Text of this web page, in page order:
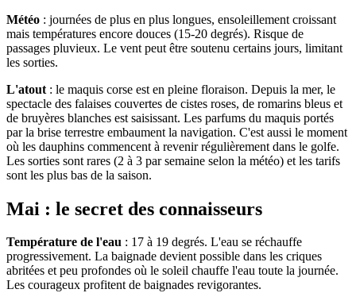
Météo : journées de plus en plus longues, ensoleillement croissant
mais températures encore douces (15-20 degrés). Risque de
passages pluvieux. Le vent peut être soutenu certains jours, limitant
les sorties.
L'atout : le maquis corse est en pleine floraison. Depuis la mer, le
spectacle des falaises couvertes de cistes roses, de romarins bleus et
de bruyères blanches est saisissant. Les parfums du maquis portés
par la brise terrestre embaument la navigation. C'est aussi le moment
où les dauphins commencent à revenir régulièrement dans le golfe.
Les sorties sont rares (2 à 3 par semaine selon la météo) et les tarifs
sont les plus bas de la saison.
Mai : le secret des connaisseurs
Température de l'eau : 17 à 19 degrés. L'eau se réchauffe
progressivement. La baignade devient possible dans les criques
abritées et peu profondes où le soleil chauffe l'eau toute la journée.
Les courageux profitent de baignades revigorantes.